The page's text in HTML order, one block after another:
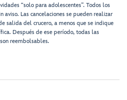
“solo para adolescentes”. Todos los
aviso. Las cancelaciones se pueden realizar
salida del crucero, a menos que se indique
Después de ese período, todas las
reembolsables.